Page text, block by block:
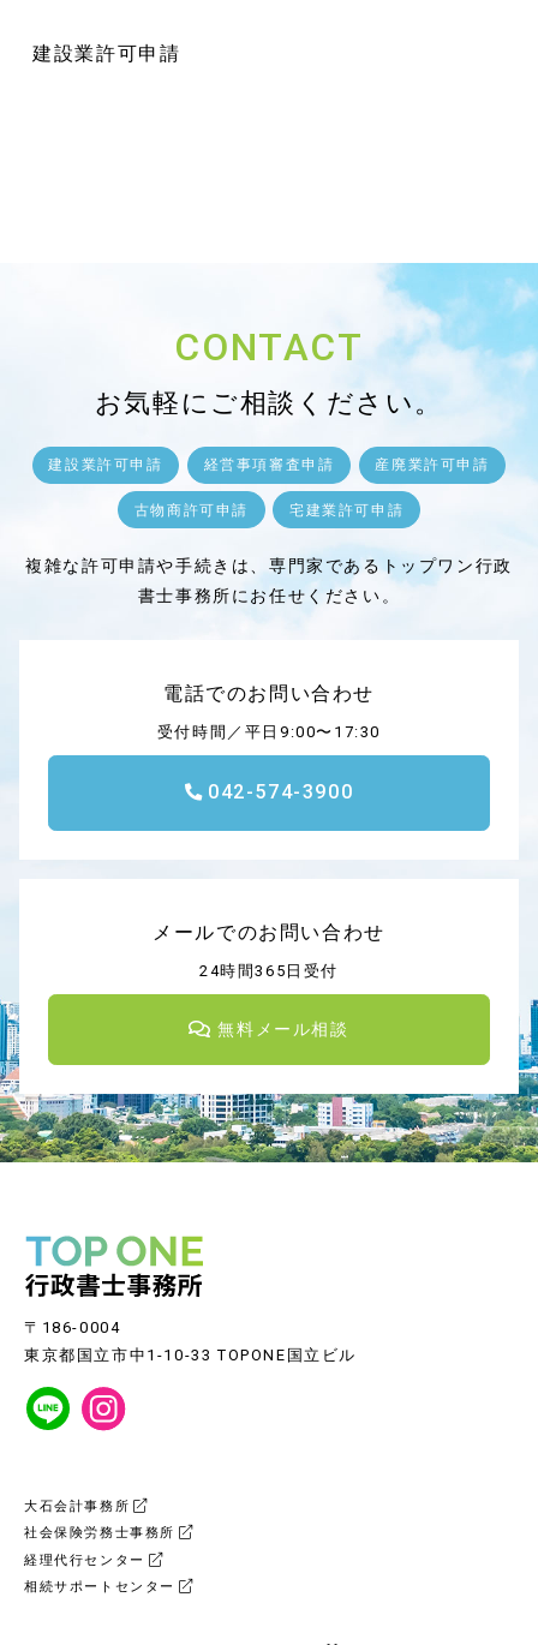
建設業許可申請
CONTACT
お気軽にご相談ください。
建設業許可申請 経営事項審査申請 産廃業許可申請
古物商許可申請 宅建業許可申請
複雑な許可申請や手続きは、専門家であるトップワン行政
書士事務所にお任せください。
電話でのお問い合わせ
受付時間／平日9:00〜17:30
042-574-3900
メールでのお問い合わせ
24時間365日受付
無料メール相談
〒186-0004
東京都国立市中1-10-33 TOPONE国立ビル
大石会計事務所
社会保険労務士事務所
経理代行センター
相続サポートセンター